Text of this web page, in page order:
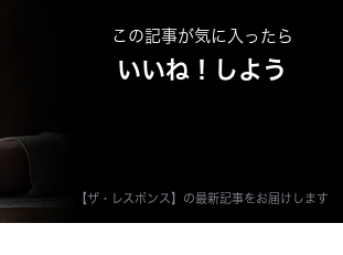
この記事が気に入ったら
いいね！しよう
【ザ・レスポンス】の最新記事をお届けします